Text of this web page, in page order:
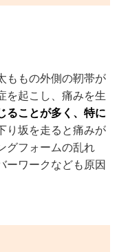
ももの外側の靭帯が
を起こし、痛みを生
ることが多く、特に
り坂を走ると痛みが
グフォームの乱れ
ーワークなども原因